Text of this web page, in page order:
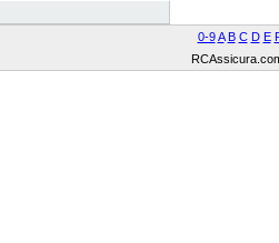
0-9 A B C D E